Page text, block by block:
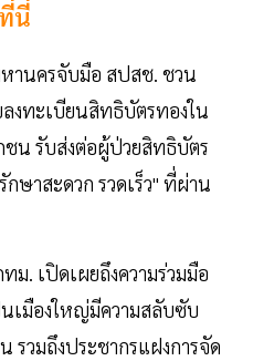
นี่
หานครจับมือ สปสช. ชวน
งทะเบียนสิทธิบัตรทองใน
น รับส่งต่อผู้ป่วยสิทธิบัตร
ษาสะดวก รวดเร็ว" ที่ผ่าน
. เปิดเผยถึงความร่วมมือ
เมืองใหญ่มีความสลับซับ
วมถึงประชากรแฝงการจัด